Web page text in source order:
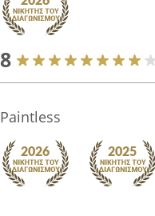
8
Paintless